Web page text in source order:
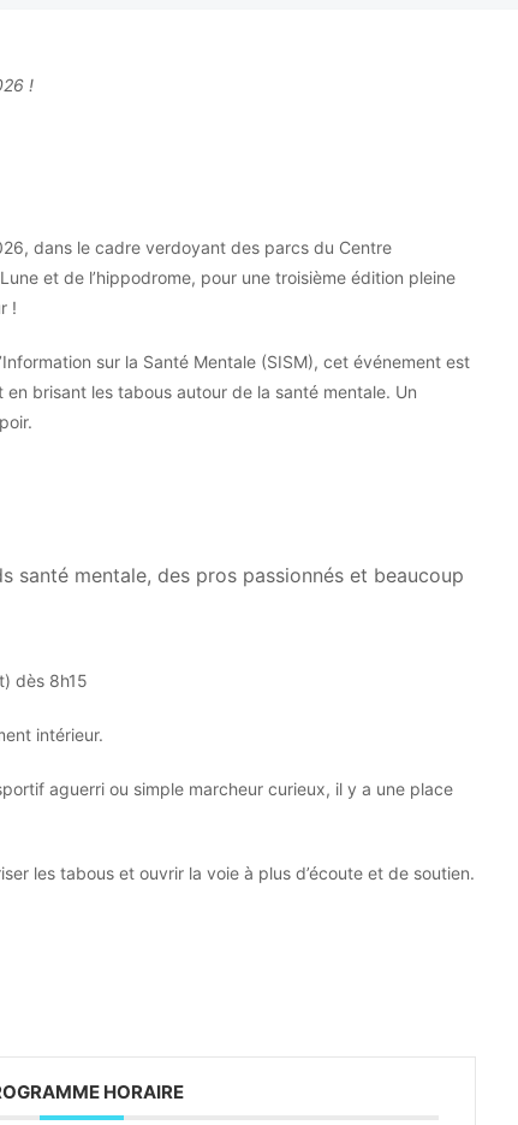
!
dans le cadre verdoyant des parcs du Centre
et de l’hippodrome, pour une troisième édition pleine
!
sur la Santé Mentale (SISM), cet événement est
brisant les tabous autour de la santé mentale. Un
santé mentale, des pros passionnés et beaucoup
dès 8h15
intérieur.
aguerri ou simple marcheur curieux, il y a une place
les tabous et ouvrir la voie à plus d’écoute et de soutien.
HORAIRE